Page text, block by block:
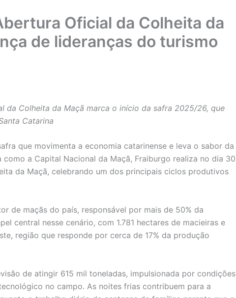
Oficial da Colheita da
de lideranças do turismo
da Colheita da Maçã marca o início da safra 2025/26, que
Catarina
que movimenta a economia catarinense e leva o sabor da
a Capital Nacional da Maçã, Fraiburgo realiza no dia 30
da Maçã, celebrando um dos principais ciclos produtivos
de maçãs do país, responsável por mais de 50% da
central nesse cenário, com 1.781 hectares de macieiras e
região que responde por cerca de 17% da produção
de atingir 615 mil toneladas, impulsionada por condições
no campo. As noites frias contribuem para a